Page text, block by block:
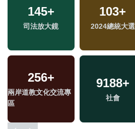
145+
司法放大鏡
103+
2024總統大選
256+
兩岸道教文化交流專
區
9188+
社會